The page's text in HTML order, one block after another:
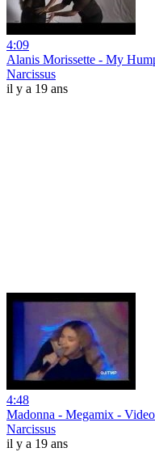
4:09
Alanis Morissette - My
Narcissus
il y a 19 ans
4:48
Madonna - Megamix -
Narcissus
il y a 19 ans